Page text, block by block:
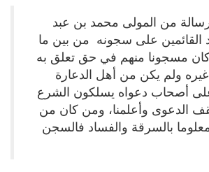
من المولى محمد بن عبد
القائمين على سجونه من بين ما
مسجونا منهم في حق تعلق به
ولم يكن من أهل الدعارة
أصحاب دعواه يسلكون الشرع
الدعوى وأعلمنا، ومن كان من
بالسرقة والفساد فالسجن